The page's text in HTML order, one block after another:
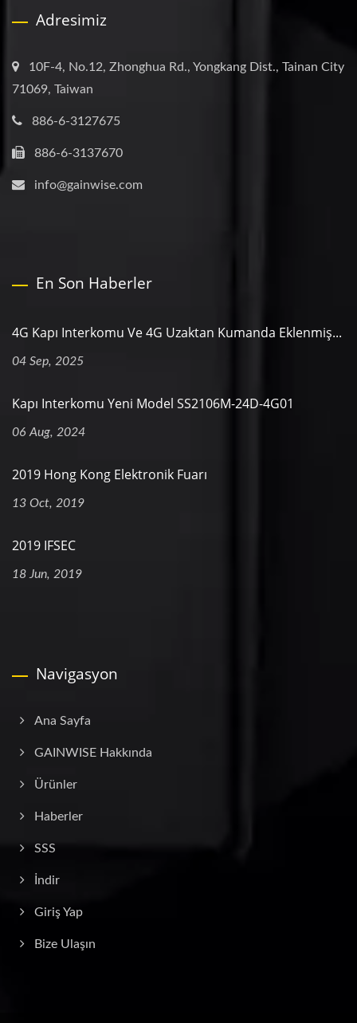
Adresimiz
10F-4, No.12, Zhonghua Rd., Yongkang Dist., Tainan City
71069, Taiwan
886-6-3127675
886-6-3137670
info@gainwise.com
En Son Haberler
4G Kapı Interkomu Ve 4G Uzaktan Kumanda Eklenmiş...
04 Sep, 2025
Kapı Interkomu Yeni Model SS2106M-24D-4G01
06 Aug, 2024
2019 Hong Kong Elektronik Fuarı
13 Oct, 2019
2019 IFSEC
18 Jun, 2019
Navigasyon
Ana Sayfa
GAINWISE Hakkında
Ürünler
Haberler
SSS
İndir
Giriş Yap
Bize Ulaşın